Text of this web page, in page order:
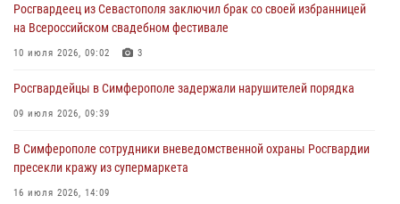
В Симферополе сотрудники Росгвардии задержали подозреваемого
в краже из гипермаркета
24 июля 2026, 12:21
Росгвардеец из Севастополя заключил брак со своей избранницей
на Всероссийском свадебном фестивале
10 июля 2026, 09:02 3
Росгвардейцы в Симферополе задержали нарушителей порядка
09 июля 2026, 09:39
В Симферополе сотрудники вневедомственной охраны Росгвардии
пресекли кражу из супермаркета
16 июля 2026, 14:09